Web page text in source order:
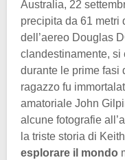
Australia, 22
precipita da 61 metri
dell’aereo Douglas
clandestinamente, si
durante le prime fasi
ragazzo fu
amatoriale John
alcune fotografie
la triste storia di
esplorare il mondo